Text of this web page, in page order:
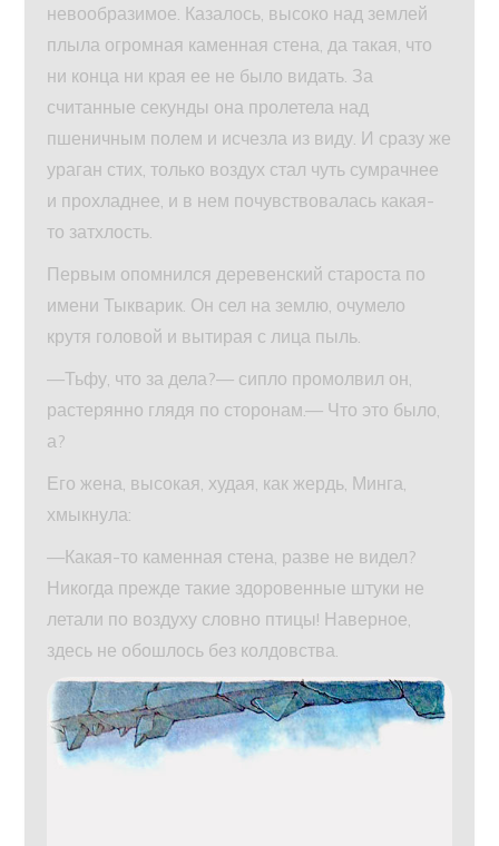
невообразимое. Казалось, высоко над землей
плыла огромная каменная стена, да такая, что
ни конца ни края ее не было видать. За
считанные секунды она пролетела над
пшеничным полем и исчезла из виду. И сразу же
ураган стих, только воздух стал чуть сумрачнее
и прохладнее, и в нем почувствовалась какая-
то затхлость.
Первым опомнился деревенский староста по
имени Тыкварик. Он сел на землю, очумело
крутя головой и вытирая с лица пыль.
—Тьфу, что за дела?— сипло промолвил он,
растерянно глядя по сторонам.— Что это было,
а?
Его жена, высокая, худая, как жердь, Минга,
хмыкнула:
—Какая-то каменная стена, разве не видел?
Никогда прежде такие здоровенные штуки не
летали по воздуху словно птицы! Наверное,
здесь не обошлось без колдовства.